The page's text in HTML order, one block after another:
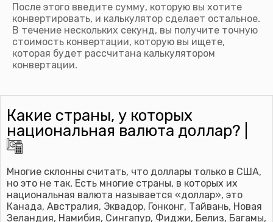
После этого введите сумму, которую вы хотите
конвертировать, и калькулятор сделает остальное.
В течение нескольких секунд, вы получите точную
стоимость конвертации, которую вы ищете,
которая будет рассчитана калькулятором
конвертации.
Какие страны, у которых
национальная валюта доллар? |
Многие склонны считать, что доллары только в США,
но это не так. Есть многие страны, в которых их
национальная валюта называется «доллар», это
Канада, Австралия, Эквадор, Гонконг, Тайвань, Новая
Зеландия, Намибия, Сингапур, Фиджи, Белиз, Багамы,